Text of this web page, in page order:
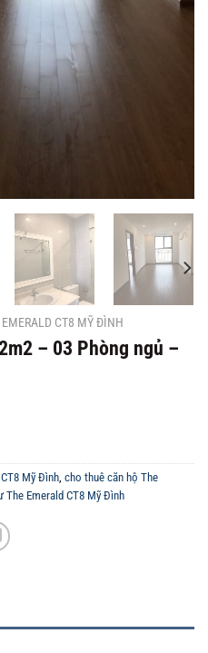
EMERALD CT8 MỸ ĐÌNH
– 03 Phòng ngủ –
Mỹ Đình, cho thuê căn hộ The
The Emerald CT8 Mỹ Đình